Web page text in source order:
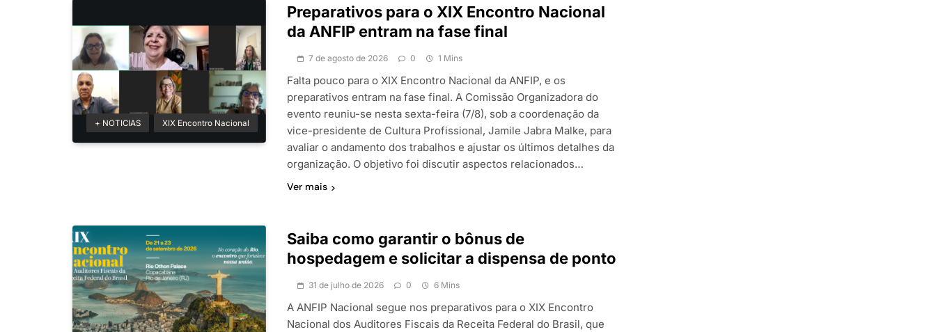
+ NOTICIAS XIX Encontro Nacional
Preparativos para o XIX Encontro Nacional
da ANFIP entram na fase final
7 de agosto de 2026 0 1 Mins
Falta pouco para o XIX Encontro Nacional da ANFIP, e os
preparativos entram na fase final. A Comissão Organizadora do
evento reuniu-se nesta sexta-feira (7/8), sob a coordenação da
vice-presidente de Cultura Profissional, Jamile Jabra Malke, para
avaliar o andamento dos trabalhos e ajustar os últimos detalhes da
organização. O objetivo foi discutir aspectos relacionados…
Ver mais
Saiba como garantir o bônus de
hospedagem e solicitar a dispensa de ponto
31 de julho de 2026 0 6 Mins
A ANFIP Nacional segue nos preparativos para o XIX Encontro
Nacional dos Auditores Fiscais da Receita Federal do Brasil, que